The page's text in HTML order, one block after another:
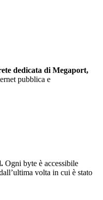
dedicata di Megaport,
pubblica e
Ogni byte è accessibile
volta in cui è stato